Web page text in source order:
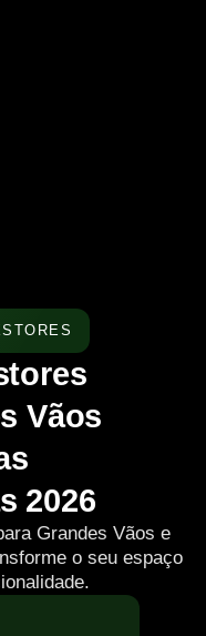
Vãos
2026
Grandes Vãos e
o seu espaço